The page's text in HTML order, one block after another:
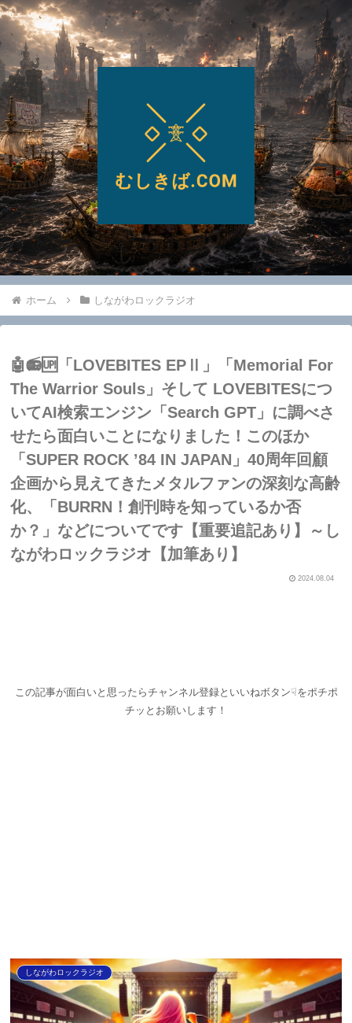
ホーム しながわロックラジオ
🤖📻🆙「LOVEBITES EPⅡ」「Memorial For
The Warrior Souls」そして LOVEBITESにつ
いてAI検索エンジン「Search GPT」に調べさ
せたら面白いことになりました！このほか
「SUPER ROCK ’84 IN JAPAN」40周年回顧
企画から見えてきたメタルファンの深刻な高齢
化、「BURRN！創刊時を知っているか否
か？」などについてです【重要追記あり】～し
ながわロックラジオ【加筆あり】
2024.08.04
この記事が面白いと思ったらチャンネル登録といいねボタン☟をポチポ
チッとお願いします！
しながわロックラジオ